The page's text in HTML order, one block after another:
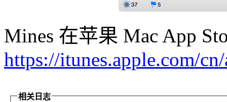
Mines 在苹果 Mac App
https://itunes.apple.com/
相关日志